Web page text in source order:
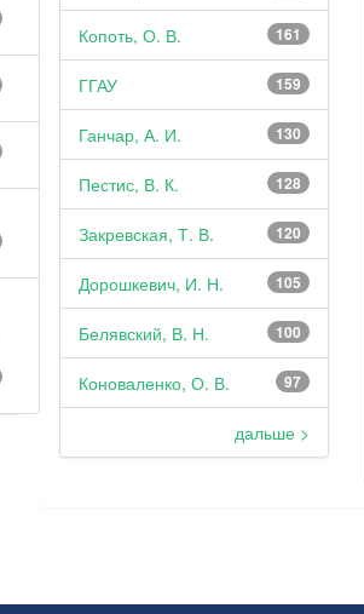
161
Копоть, О. В.
159
ГГАУ
130
Ганчар, А. И.
128
Пестис, В. К.
120
Закревская, Т. В.
105
Дорошкевич, И. Н.
100
Белявский, В. Н.
97
Коноваленко, О. В.
дальше >